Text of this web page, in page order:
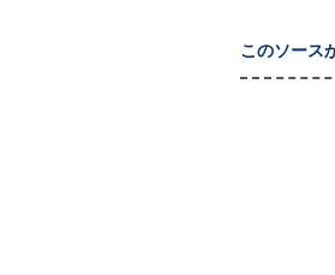
このソース